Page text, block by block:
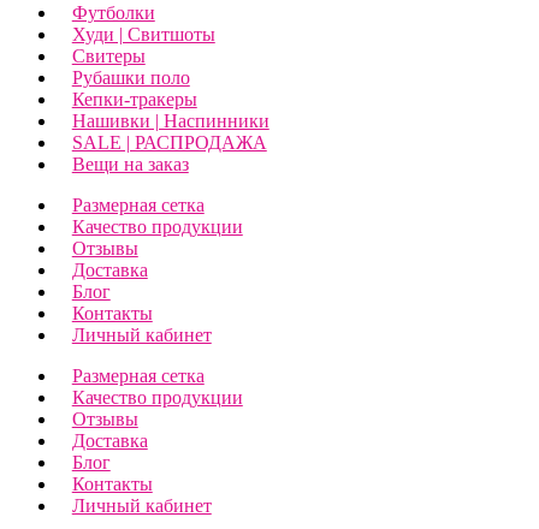
Футболки
Худи | Свитшоты
Свитеры
Рубашки поло
Кепки-тракеры
Нашивки | Наспинники
SALE | РАСПРОДАЖА
Вещи на заказ
Размерная сетка
Качество продукции
Отзывы
Доставка
Блог
Контакты
Личный кабинет
Размерная сетка
Качество продукции
Отзывы
Доставка
Блог
Контакты
Личный кабинет